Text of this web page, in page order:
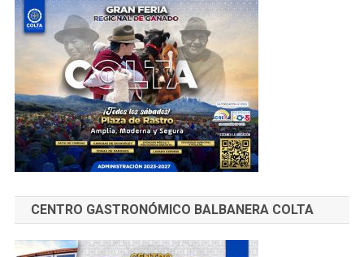
CENTRO GASTRONÓMICO BALBANERA COLTA